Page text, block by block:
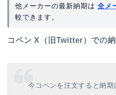
他メーカーの最新納期は 全メ
較できます。
コペン X（旧Twitter）での納
今コペンを注文すると納